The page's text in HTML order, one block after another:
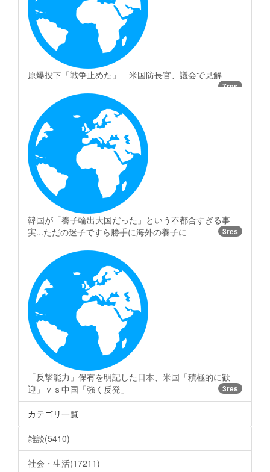
原爆投下「戦争止めた」 米国防長官、議会で見解
7res
韓国が「養子輸出大国だった」という不都合すぎる事
実...ただの迷子ですら勝手に海外の養子に
3res
「反撃能力」保有を明記した日本、米国「積極的に歓
迎」ｖｓ中国「強く反発」
3res
カテゴリ一覧
雑談(5410)
社会・生活(17211)